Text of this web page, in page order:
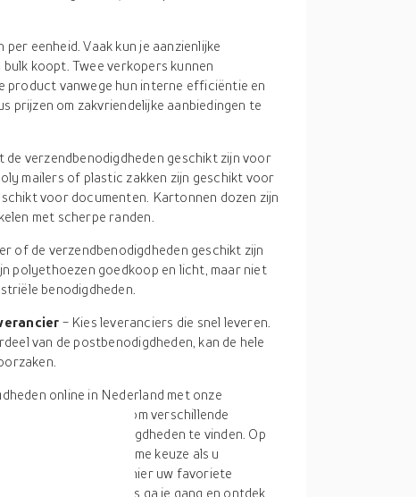
eenheid. Vaak kun je aanzienlijke
koopt. Twee verkopers kunnen
product vanwege hun interne efficiëntie en
prijzen om zakvriendelijke aanbiedingen te
verzendbenodigdheden geschikt zijn voor
mailers of plastic zakken zijn geschikt voor
voor documenten. Kartonnen dozen zijn
met scherpe randen.
of de verzendbenodigdheden geschikt zijn
polyethoezen goedkoop en licht, maar niet
benodigdheden.
- Kies leveranciers die snel leveren.
van de postbenodigdheden, kan de hele
online in Nederland met onze
en meerdere filters om verschillende
verzendbenodigdheden te vinden. Op
U hebt dus een ruime keuze als u
Bovendien vindt u hier uw favoriete
vinden. Dus ga je gang en ontdek